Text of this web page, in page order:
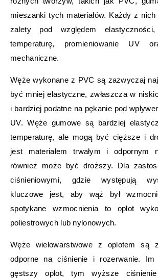
mieszanki tych materiałów. Każdy z
zalety pod względem
temperaturę, promieniowanie UV
mechaniczne.
Węże wykonane z PVC są zazwyczaj
być mniej elastyczne, zwłaszcza w
i bardziej podatne na pękanie pod
UV. Węże gumowe są bardziej
temperaturę, ale mogą być cięższe i
jest materiałem trwałym i odpornym
również może być droższy. Dla
ciśnieniowymi, gdzie występują
kluczowe jest, aby wąż był
spotykane wzmocnienia to oplot
poliestrowych lub nylonowych.
Węże wielowarstwowe z oplotem są
odporne na ciśnienie i rozerwanie.
gęstszy oplot, tym wyższe